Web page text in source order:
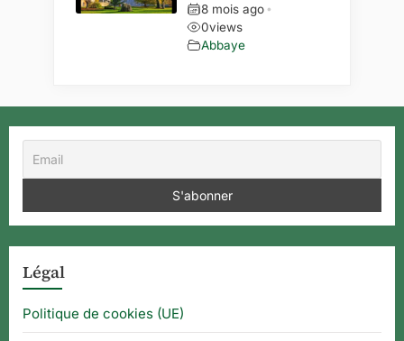
8 mois ago •
0views
Abbaye
Légal
Politique de cookies (UE)